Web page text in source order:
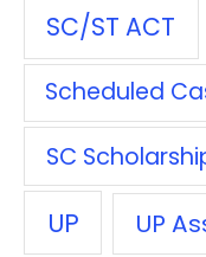
SC/ST ACT
Scheduled
SC
UP UP